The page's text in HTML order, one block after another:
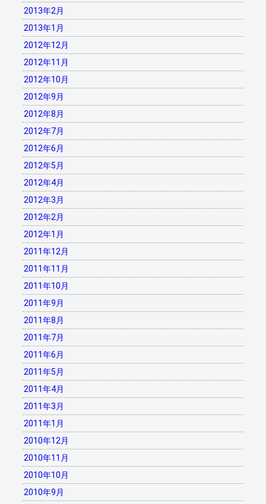
2013年2月
2013年1月
2012年12月
2012年11月
2012年10月
2012年9月
2012年8月
2012年7月
2012年6月
2012年5月
2012年4月
2012年3月
2012年2月
2012年1月
2011年12月
2011年11月
2011年10月
2011年9月
2011年8月
2011年7月
2011年6月
2011年5月
2011年4月
2011年3月
2011年1月
2010年12月
2010年11月
2010年10月
2010年9月